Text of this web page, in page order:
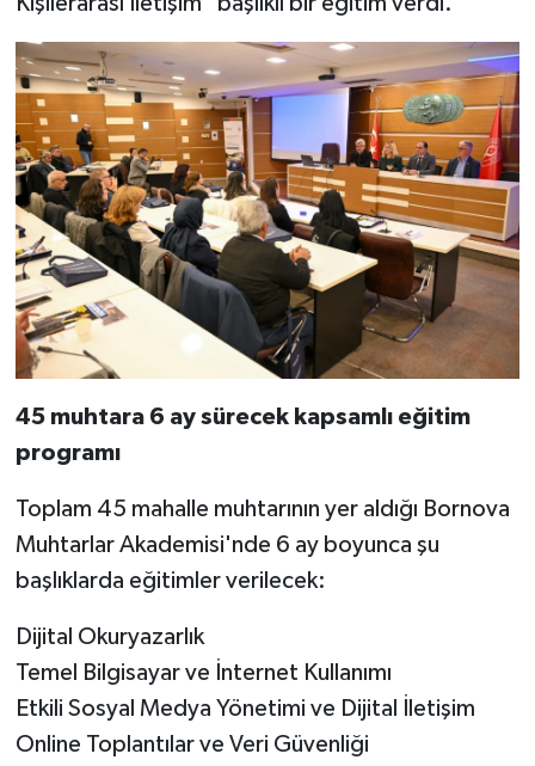
45 muhtara 6 ay sürecek kapsamlı eğitim
programı
Toplam 45 mahalle muhtarının yer aldığı Bornova
Muhtarlar Akademisi'nde 6 ay boyunca şu
başlıklarda eğitimler verilecek:
Dijital Okuryazarlık
Temel Bilgisayar ve İnternet Kullanımı
Etkili Sosyal Medya Yönetimi ve Dijital İletişim
Online Toplantılar ve Veri Güvenliği